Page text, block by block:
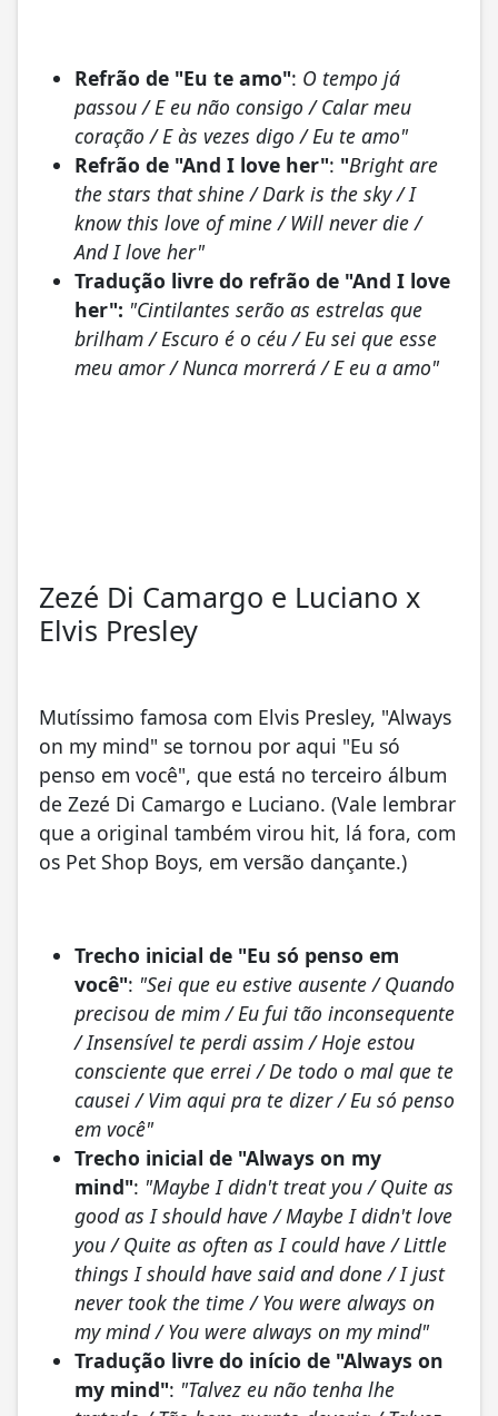
Refrão de "Eu te amo": O tempo já
passou / E eu não consigo / Calar meu
coração / E às vezes digo / Eu te amo"
Refrão de "And I love her": "Bright are
the stars that shine / Dark is the sky / I
know this love of mine / Will never die /
And I love her"
Tradução livre do refrão de "And I love
her": "Cintilantes serão as estrelas que
brilham / Escuro é o céu / Eu sei que esse
meu amor / Nunca morrerá / E eu a amo"
Zezé Di Camargo e Luciano x
Elvis Presley
Mutíssimo famosa com Elvis Presley, "Always
on my mind" se tornou por aqui "Eu só
penso em você", que está no terceiro álbum
de Zezé Di Camargo e Luciano. (Vale lembrar
que a original também virou hit, lá fora, com
os Pet Shop Boys, em versão dançante.)
Trecho inicial de "Eu só penso em
você": "Sei que eu estive ausente / Quando
precisou de mim / Eu fui tão inconsequente
/ Insensível te perdi assim / Hoje estou
consciente que errei / De todo o mal que te
causei / Vim aqui pra te dizer / Eu só penso
em você"
Trecho inicial de "Always on my
mind": "Maybe I didn't treat you / Quite as
good as I should have / Maybe I didn't love
you / Quite as often as I could have / Little
things I should have said and done / I just
never took the time / You were always on
my mind / You were always on my mind"
Tradução livre do início de "Always on
my mind": "Talvez eu não tenha lhe